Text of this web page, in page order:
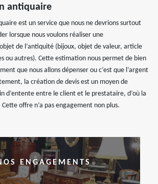
antiquaire
est un service que nous ne devrions surtout
lorsque nous voulons réaliser une
de l’antiquité (bijoux, objet de valeur, article
ou autres). Cette estimation nous permet de bien
que nous allons dépenser ou c’est que l’argent
la création de devis est un moyen de
d’entente entre le client et le prestataire, d’où la
offre n’a pas engagement non plus.
ENGAGEMENTS